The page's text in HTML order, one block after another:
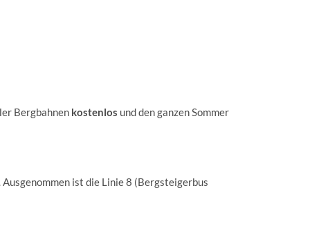
Bergbahnen kostenlos und den ganzen Sommer
Ausgenommen ist die Linie 8 (Bergsteigerbus